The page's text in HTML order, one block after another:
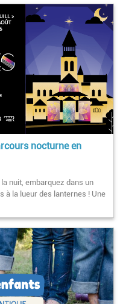
nocturne en
nuit, embarquez dans un
à la lueur des lanternes ! Une